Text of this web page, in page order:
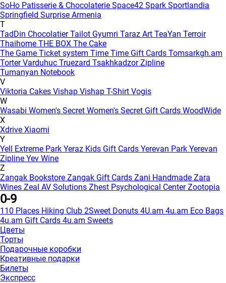
SoHo Patisserie & Chocolaterie Space42 Spark Sportlandia
Springfield Surprise Armenia
T
TadDin ChocolatierTailot Gyumri Taraz Art TeaYan Terroir
Thaihome THE BOX The Cake
The Game Ticket system Time Time Gift Cards Tomsarkgh.am
Torter Varduhuc Truezard Tsakhkadzor Zipline
Tumanyan Notebook
V
Viktoria Cakes Vishap Vishap T-Shirt Vogis
W
Wasabi Women's Secret Women's Secret Gift Cards WoodWide
X
Xdrive Xiaomi
Y
Yell Extreme Park Yeraz Kids Gift Cards Yerevan Park Yerevan
Zipline Yev Wine
Z
Zangak Bookstore Zangak Gift Cards Zani Handmade Zara
Wines Zeal AV Solutions Zhest Psychological CenterZootopia
0-9
110 Places Hiking Club 2Sweet Donuts 4U.am 4u.am Eco Bags
4u.am Gift Cards 4u.am Sweets
Цветы
Торты
Подарочные коробки
Креативные подарки
Билеты
Экспресс